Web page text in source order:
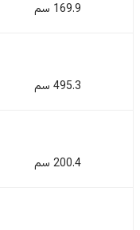
169.9 سم
495.3 سم
200.4 سم